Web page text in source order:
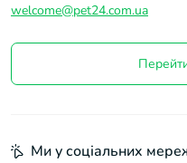
welcome@pet24.com.ua
Ми у соціальних